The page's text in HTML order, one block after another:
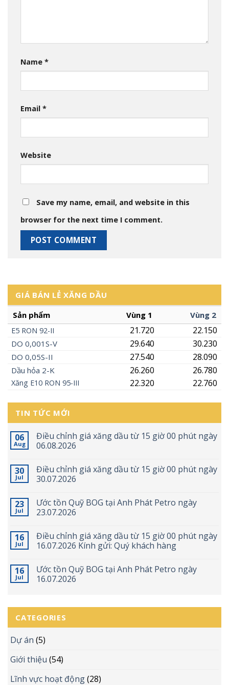
GIÁ BÁN LẺ XĂNG DẦU
Sản phẩm
Vùng 1 Vùng 2
E5 RON 92-II 22.150
21.720
DO 0,001S-V 30.230
29.640
DO 0,05S-II 28.090
27.540
Dầu hỏa 2-K 26.780
26.260
Xăng E10 RON 95-III 22.760
22.320
TIN TỨC MỚI
06
Aug
Điều chỉnh giá xăng dầu từ 15 giờ 00 phút ngày
06.08.2026
30
Jul
Điều chỉnh giá xăng dầu từ 15 giờ 00 phút ngày
30.07.2026
23
Jul
Ước tồn Quỹ BOG tại Anh Phát Petro ngày
23.07.2026
16
Jul
Điều chỉnh giá xăng dầu từ 15 giờ 00 phút ngày
16.07.2026 Kính gửi: Quý khách hàng
16
Jul
Ước tồn Quỹ BOG tại Anh Phát Petro ngày
16.07.2026
CATEGORIES
Dự án (5)
Giới thiệu (54)
Lĩnh vực hoạt động(28)
Name *
Email *
Website
Save my name, email, and website in this
browser for the next time I comment.